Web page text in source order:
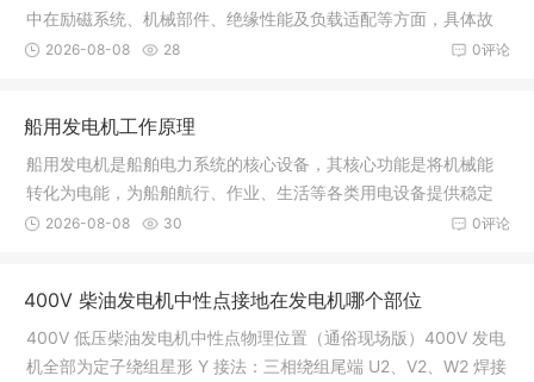
中在励磁系统、机械部件、绝缘性能及负载适配等方面，具体故
障现象、原因及处理方法如下：- 故障一：无法启动或启动失败故
0评论
2026-08-08 28
船用发电机工作原理
船用发电机是船舶电力系统的核心设备，其核心功能是将机械能
转化为电能，为船舶航行、作业、生活等各类用电设备提供稳定
电源。目前船舶主流采用的是同步发电机，通常由柴油机（或汽
0评论
2026-08-08 30
400V 柴油发电机中性点接地在发电机哪个部位
400V 低压柴油发电机中性点物理位置（通俗现场版）400V 发电
机全部为定子绕组星形 Y 接法：三相绕组尾端 U2、V2、W2 焊接